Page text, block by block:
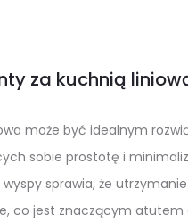
za kuchnią
może być idealnym
sobie prostotę i
wyspy sprawia, że
co jest znaczącym